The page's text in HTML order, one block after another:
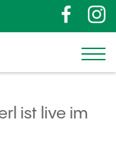
ist live im